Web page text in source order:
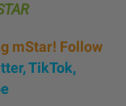
mStar! Follow
TikTok,